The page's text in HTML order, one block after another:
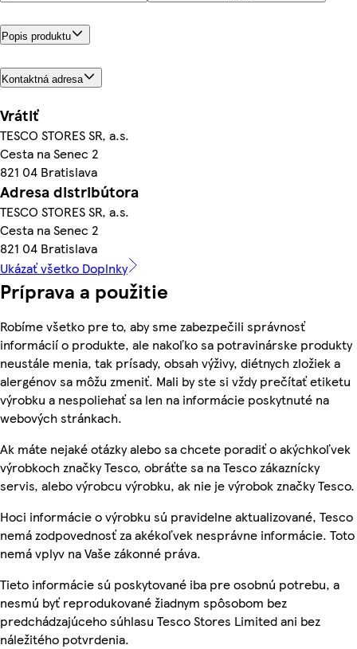
Popis produktu
Kontaktná adresa
Vrátiť
TESCO STORES SR, a.s.
Cesta na Senec 2
821 04 Bratislava
Adresa distribútora
TESCO STORES SR, a.s.
Cesta na Senec 2
821 04 Bratislava
Ukázať všetko Doplnky
Príprava a použitie
Robíme všetko pre to, aby sme zabezpečili správnosť
informácií o produkte, ale nakoľko sa potravinárske produkty
neustále menia, tak prísady, obsah výživy, diétnych zložiek a
alergénov sa môžu zmeniť. Mali by ste si vždy prečítať etiketu
výrobku a nespoliehať sa len na informácie poskytnuté na
webových stránkach.
Ak máte nejaké otázky alebo sa chcete poradiť o akýchkoľvek
výrobkoch značky Tesco, obráťte sa na Tesco zákaznícky
servis, alebo výrobcu výrobku, ak nie je výrobok značky Tesco.
Hoci informácie o výrobku sú pravidelne aktualizované, Tesco
nemá zodpovednosť za akékoľvek nesprávne informácie. Toto
nemá vplyv na Vaše zákonné práva.
Tieto informácie sú poskytované iba pre osobnú potrebu, a
nesmú byť reprodukované žiadnym spôsobom bez
predchádzajúceho súhlasu Tesco Stores Limited ani bez
náležitého potvrdenia.